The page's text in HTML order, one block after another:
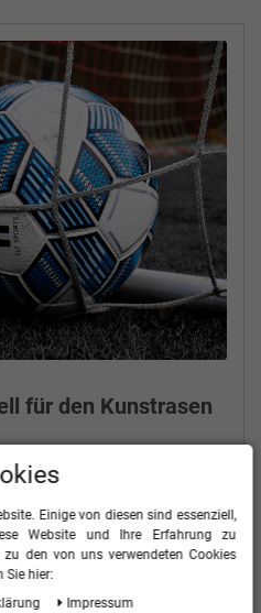
für den Kunstrasen
Einige von diesen sind essenziell,
Website und Ihre Erfahrung zu
den von uns verwendeten Cookies
Sie hier:
Impressum